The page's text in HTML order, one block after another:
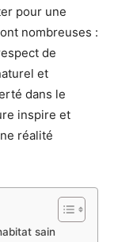
pour une
nombreuses :
de
et
dans le
inspire et
réalité
sain